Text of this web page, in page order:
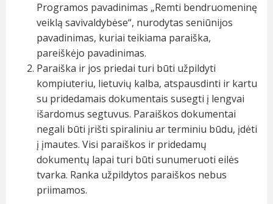
Programos pavadinimas „Remti bendruomeninę
veiklą savivaldybėse“, nurodytas seniūnijos
pavadinimas, kuriai teikiama paraiška,
pareiškėjo pavadinimas.
Paraiška ir jos priedai turi būti užpildyti
kompiuteriu, lietuvių kalba, atspausdinti ir kartu
su pridedamais dokumentais susegti į lengvai
išardomus segtuvus. Paraiškos dokumentai
negali būti įrišti spiraliniu ar terminiu būdu, įdėti
į įmautes. Visi paraiškos ir pridedamų
dokumentų lapai turi būti sunumeruoti eilės
tvarka. Ranka užpildytos paraiškos nebus
priimamos.